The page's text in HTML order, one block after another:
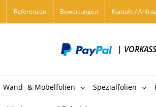
Referenzen Bewertungen Kontakt /
|
Wand- & Möbelfolien Spezialfolien